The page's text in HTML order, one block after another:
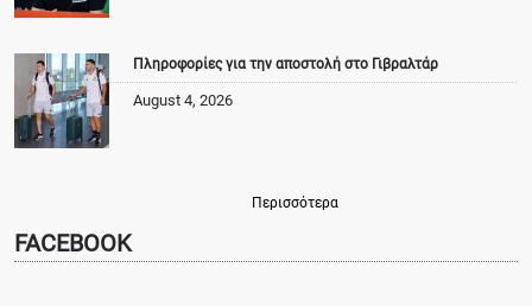
Πληροφορίες για την αποστολή στο Γιβραλτάρ
August 4, 2026
Περισσότερα
FACEBOOK